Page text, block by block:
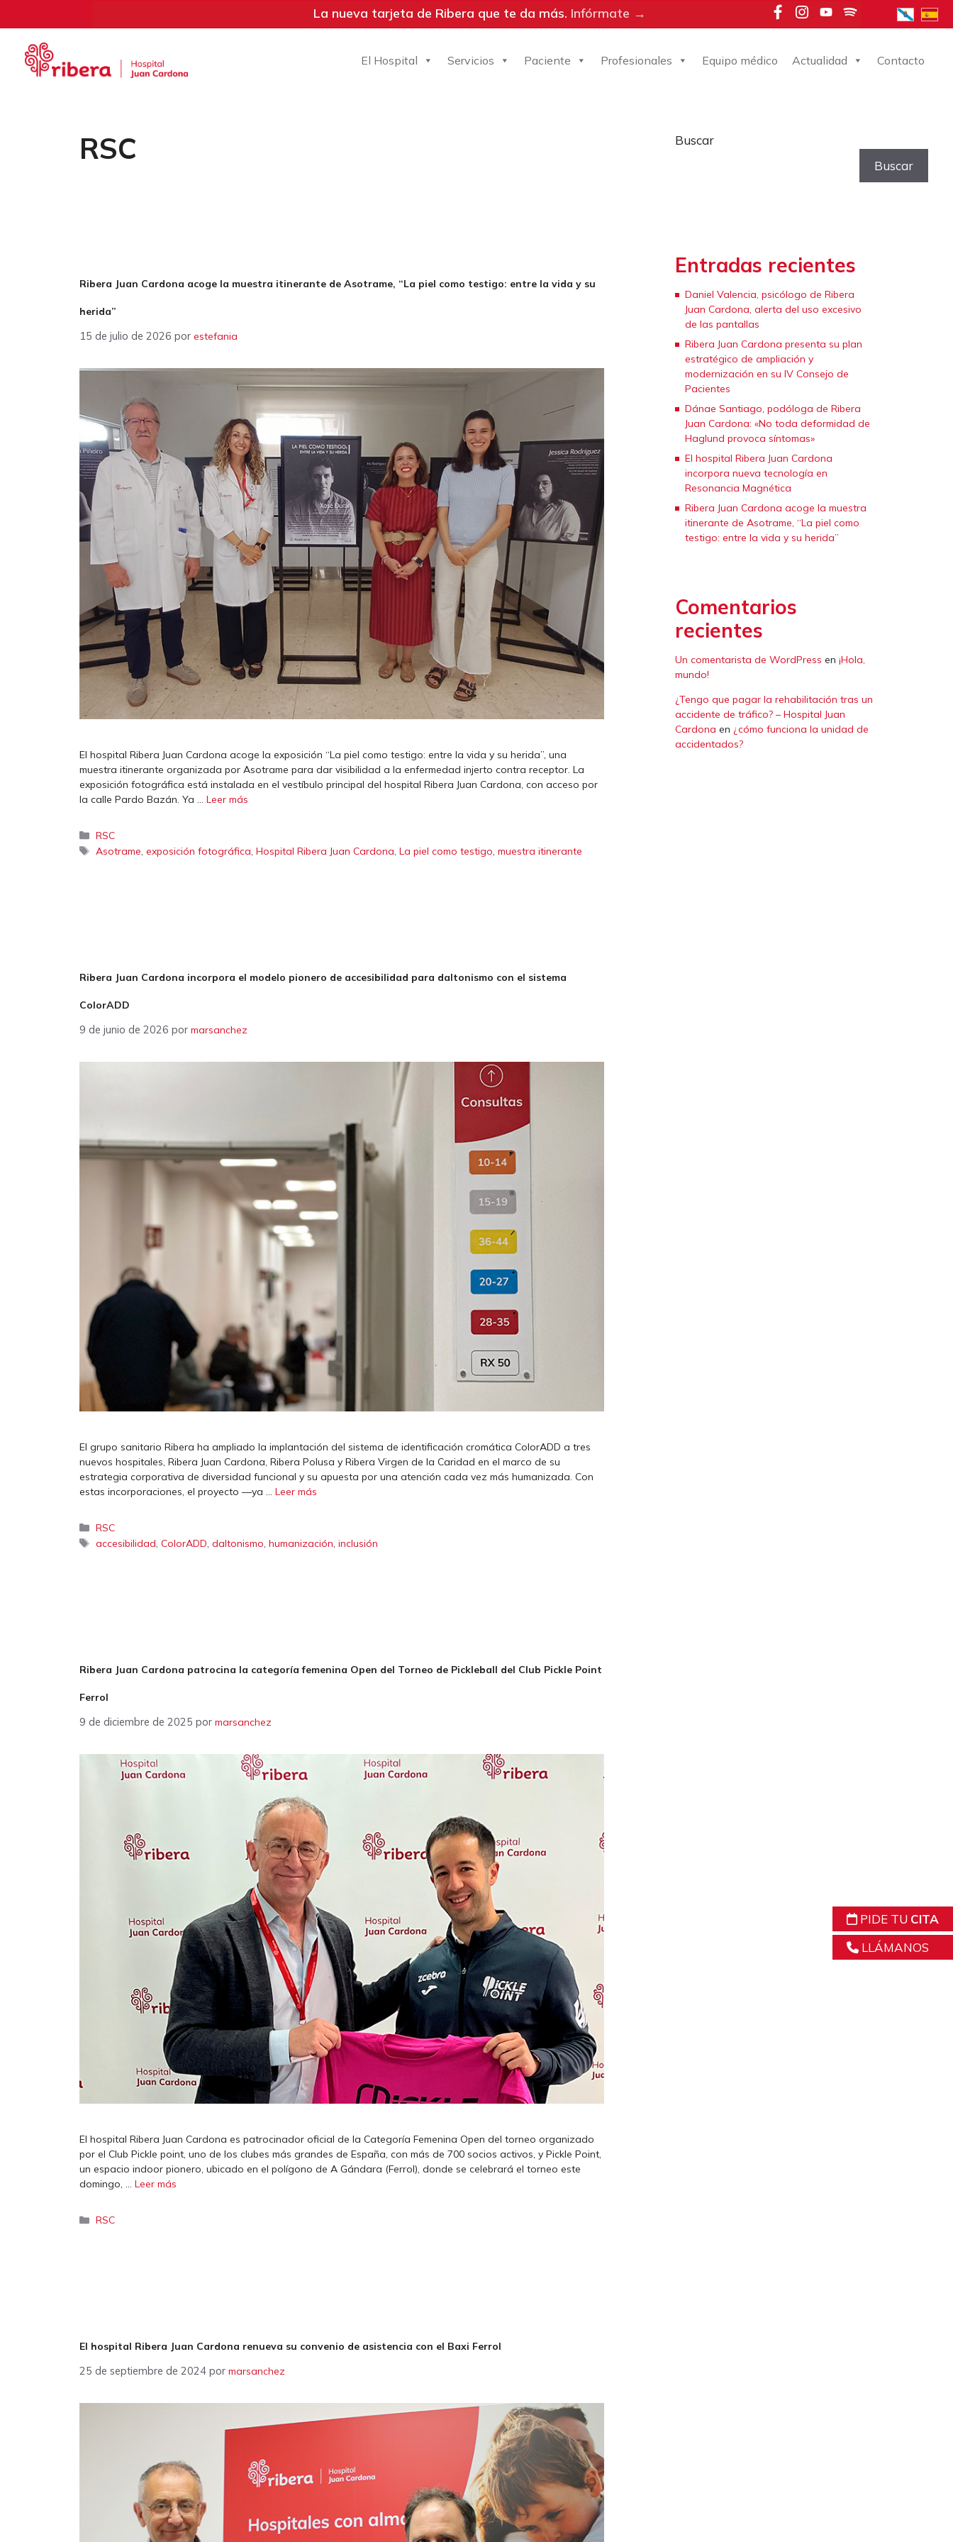
PIDE TU CITA
LLÁMANOS
La nueva tarjeta de Ribera que te da más. Infórmate →
El Hospital Servicios Paciente Profesionales Equipo médico Actualidad Contacto
RSC
Ribera Juan Cardona acoge la muestra itinerante de Asotrame, “La piel como testigo: entre la vida y su
herida”
15 de julio de 2026 por estefania
El hospital Ribera Juan Cardona acoge la exposición “La piel como testigo: entre la vida y su herida”, una
muestra itinerante organizada por Asotrame para dar visibilidad a la enfermedad injerto contra receptor. La
exposición fotográfica está instalada en el vestíbulo principal del hospital Ribera Juan Cardona, con acceso por
la calle Pardo Bazán. Ya … Leer más
Categorías
RSC
Etiquetas
Asotrame,exposición fotográfica,Hospital Ribera Juan Cardona,La piel como testigo,muestra itinerante
Ribera Juan Cardona incorpora el modelo pionero de accesibilidad para daltonismo con el sistema
ColorADD
9 de junio de 2026 por marsanchez
El grupo sanitario Ribera ha ampliado la implantación del sistema de identificación cromática ColorADD a tres
nuevos hospitales, Ribera Juan Cardona, Ribera Polusa y Ribera Virgen de la Caridad en el marco de su
estrategia corporativa de diversidad funcional y su apuesta por una atención cada vez más humanizada. Con
estas incorporaciones, el proyecto —ya … Leer más
Categorías
RSC
Etiquetas
accesibilidad,ColorADD,daltonismo,humanización,inclusión
Ribera Juan Cardona patrocina la categoría femenina Open del Torneo de Pickleball del Club Pickle Point
Ferrol
9 de diciembre de 2025 por marsanchez
El hospital Ribera Juan Cardona es patrocinador oficial de la Categoría Femenina Open del torneo organizado
por el Club Pickle point, uno de los clubes más grandes de España, con más de 700 socios activos, y Pickle Point,
un espacio indoor pionero, ubicado en el polígono de A Gándara (Ferrol), donde se celebrará el torneo este
domingo, … Leer más
Categorías
RSC
El hospital Ribera Juan Cardona renueva su convenio de asistencia con el Baxi Ferrol
25 de septiembre de 2024 por marsanchez
Buscar
Buscar
Entradas recientes
Daniel Valencia, psicólogo de Ribera
Juan Cardona, alerta del uso excesivo
de las pantallas
Ribera Juan Cardona presenta su plan
estratégico de ampliación y
modernización en su IV Consejo de
Pacientes
Dánae Santiago, podóloga de Ribera
Juan Cardona: «No toda deformidad de
Haglund provoca síntomas»
El hospital Ribera Juan Cardona
incorpora nueva tecnología en
Resonancia Magnética
Ribera Juan Cardona acoge la muestra
itinerante de Asotrame, “La piel como
testigo: entre la vida y su herida”
Comentarios
recientes
Un comentarista de WordPress en ¡Hola,
mundo!
¿Tengo que pagar la rehabilitación tras un
accidente de tráfico? – Hospital Juan
Cardona en ¿cómo funciona la unidad de
accidentados?